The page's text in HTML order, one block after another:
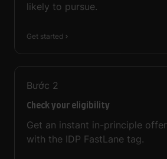
likely to pursue.
Get started
Bước 2
Check your eligibility
Get an instant in-principle
with the IDP FastLane tag.